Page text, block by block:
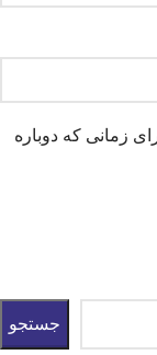
زمانی که دوباره
جستجو